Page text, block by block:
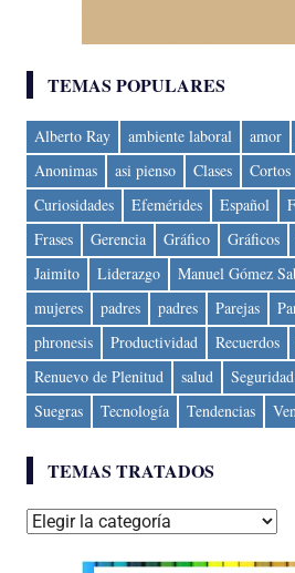
TEMAS POPULARES
Alberto Ray ambiente laboral amor
Anonimas
asi pienso Clases Cortos
Curiosidades
Efemérides Español
Frases
Gerencia Gráfico Gráficos
Jaimito
Liderazgo Manuel Gómez
mujeres
padres padres Parejas
phronesis
Productividad Recuerdos
Renuevo de Plenitud
salud Seguridad
Suegras
Tecnología Tendencias
TEMAS TRATADOS
Temas